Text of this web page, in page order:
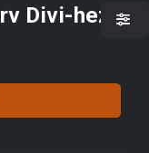
Divi-hez
990 Ft.
is: 1 990 Ft.